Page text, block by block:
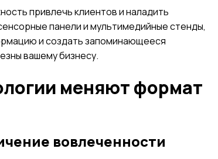
привлечь клиентов и наладить
панели и мультимедийные стенды,
и создать запоминающееся
вашему бизнесу.
меняют формат
вовлеченности